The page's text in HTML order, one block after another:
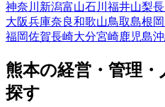
神奈川 新潟富山石川 福井山梨
大阪兵庫奈良和歌山鳥取島根
福岡佐賀長崎大分宮崎鹿児島
熊本の経営・管理・
探す